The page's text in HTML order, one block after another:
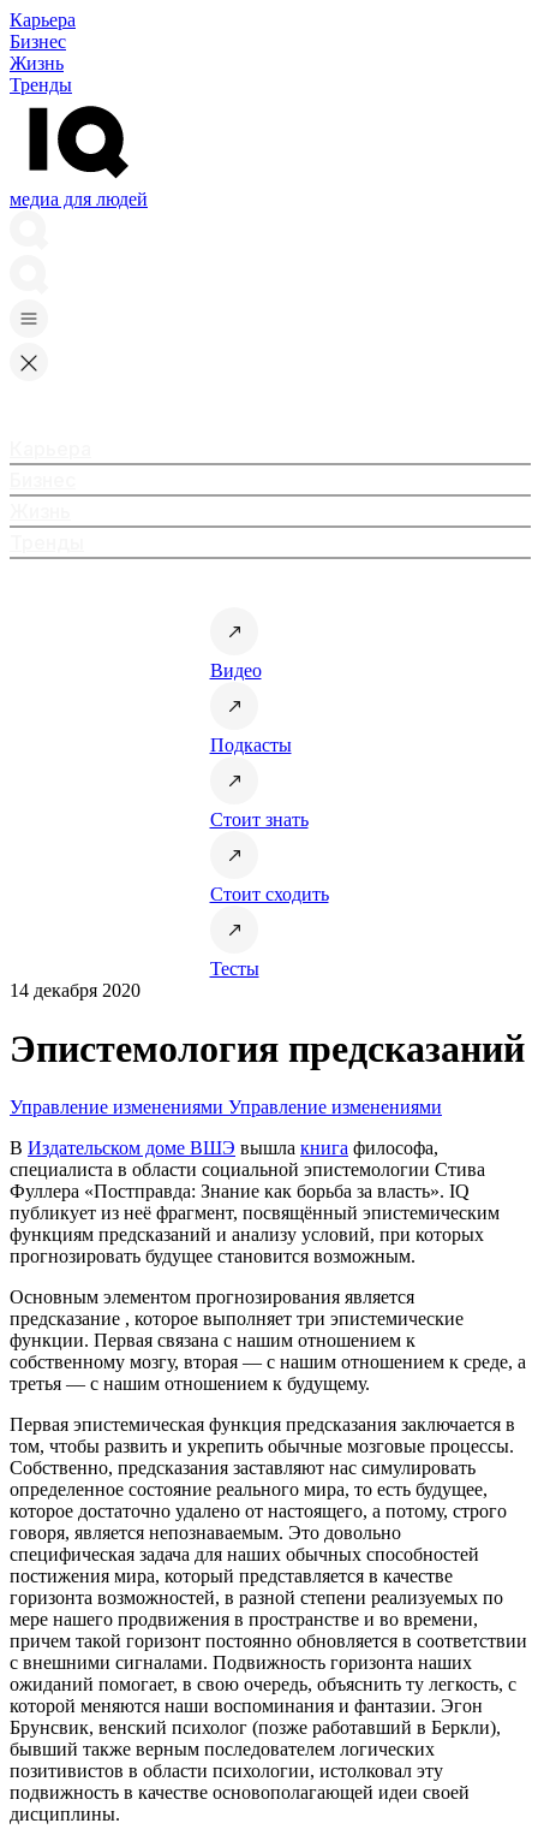
Карьера
Бизнес
Жизнь
Тренды
медиа для людей
Видео
Подкасты
Стоит знать
Стоит сходить
Тесты
14 декабря 2020
Эпистемология предсказаний
Управление изменениями Управление изменениями
В Издательском доме ВШЭ вышла книга философа,
специалиста в области социальной эпистемологии Стива
Фуллера «Постправда: Знание как борьба за власть». IQ
публикует из неё фрагмент, посвящённый эпистемическим
функциям предсказаний и анализу условий, при которых
прогнозировать будущее становится возможным.
Основным элементом прогнозирования является
предсказание , которое выполняет три эпистемические
функции. Первая связана с нашим отношением к
собственному мозгу, вторая — с нашим отношением к среде, а
третья — с нашим отношением к будущему.
Первая эпистемическая функция предсказания заключается в
том, чтобы развить и укрепить обычные мозговые процессы.
Собственно, предсказания заставляют нас симулировать
определенное состояние реального мира, то есть будущее,
которое достаточно удалено от настоящего, а потому, строго
говоря, является непознаваемым. Это довольно
специфическая задача для наших обычных способностей
постижения мира, который представляется в качестве
горизонта возможностей, в разной степени реализуемых по
мере нашего продвижения в пространстве и во времени,
причем такой горизонт постоянно обновляется в соответствии
с внешними сигналами. Подвижность горизонта наших
ожиданий помогает, в свою очередь, объяснить ту легкость, с
которой меняются наши воспоминания и фантазии. Эгон
Брунсвик, венский психолог (позже работавший в Беркли),
бывший также верным последователем логических
позитивистов в области психологии, истолковал эту
подвижность в качестве основополагающей идеи своей
дисциплины.